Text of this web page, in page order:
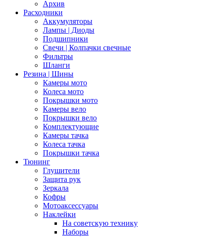
Архив
Расходники
Аккумуляторы
Лампы | Диоды
Подшипники
Свечи | Колпачки свечные
Фильтры
Шланги
Резина | Шины
Камеры мото
Колеса мото
Покрышки мото
Камеры вело
Покрышки вело
Комплектующие
Камеры тачка
Колеса тачка
Покрышки тачка
Тюнинг
Глушители
Защита рук
Зеркала
Кофры
Мотоаксессуары
Наклейки
На советскую технику
Наборы